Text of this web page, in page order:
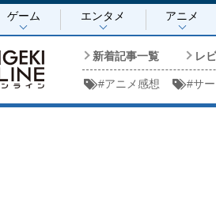
ゲーム エンタメ アニメ
新着記事一覧 レ
#アニメ感想 #サ